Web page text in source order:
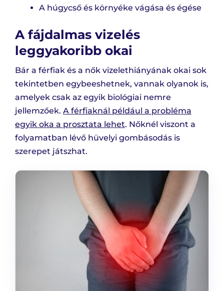
A húgycső és környéke vágása és égése
A fájdalmas vizelés
leggyakoribb okai
Bár a férfiak és a nők vizelethiányának okai sok
tekintetben egybeeshetnek, vannak olyanok is,
amelyek csak az egyik biológiai nemre
jellemzőek. A férfiaknál például a probléma
egyik oka a prosztata lehet. Nőknél viszont a
folyamatban lévő hüvelyi gombásodás is
szerepet játszhat.